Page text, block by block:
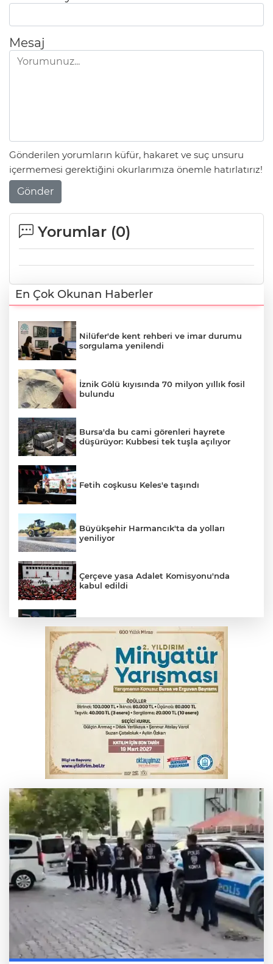
Mesaj
Gönderilen yorumların küfür, hakaret ve suç unsuru
içermemesi gerektiğini okurlarımıza önemle hatırlatırız!
Gönder
Yorumlar (0)
En Çok Okunan Haberler
Nilüfer'de kent rehberi ve imar durumu
sorgulama yenilendi
İznik Gölü kıyısında 70 milyon yıllık fosil
bulundu
Bursa'da bu cami görenleri hayrete
düşürüyor: Kubbesi tek tuşla açılıyor
Fetih coşkusu Keles'e taşındı
Büyükşehir Harmancık'ta da yolları
yeniliyor
Çerçeve yasa Adalet Komisyonu'nda
kabul edildi
kişi tutuklandı
İnegöl’de yangın paniği! Apartmana
sıçrayan alevler söndürüldü
Serbest piyasada döviz fiyatları
Otomobil kanala uçtu: 2 yaralı